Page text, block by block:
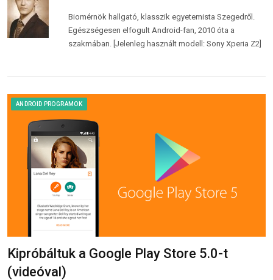
Biomérnök hallgató, klasszik egyetemista Szegedről.
Egészségesen elfogult Android-fan, 2010 óta a
szakmában. [Jelenleg használt modell: Sony Xperia Z2]
ANDROID PROGRAMOK
Kipróbáltuk a Google Play Store 5.0-t
(videóval)